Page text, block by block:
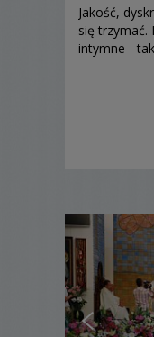
Jakość,
się trzymać.
intymne -